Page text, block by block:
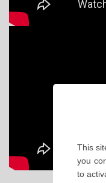
This
you
to